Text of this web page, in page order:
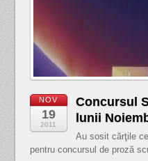
NOV
19
2011
Concursul
lunii
Au sosit cărţile
pentru concursul de proză